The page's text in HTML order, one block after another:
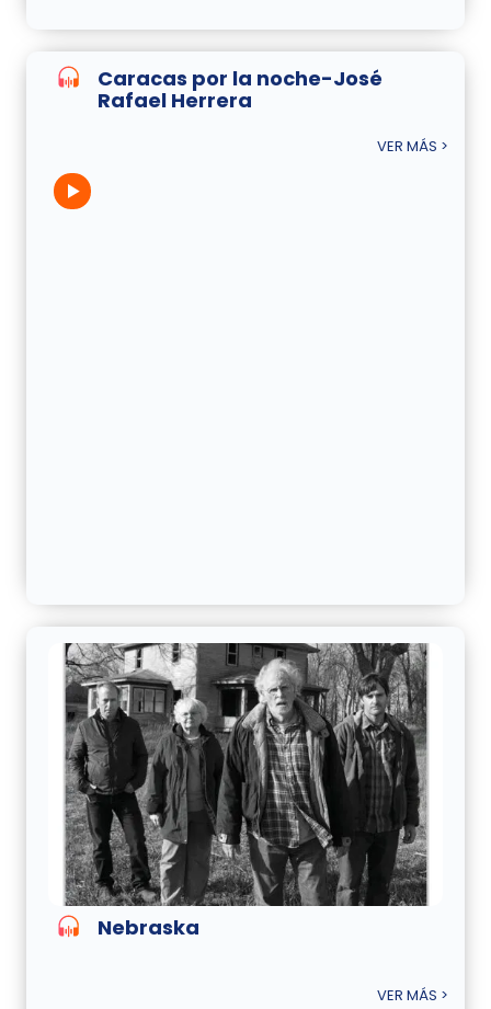
Caracas por la noche-José
Rafael Herrera
VER MÁS >
Nebraska
VER MÁS >